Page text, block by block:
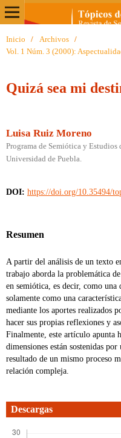
Inicio / Archivos
/
Vol. 1 Núm. 3 (2000):
Quizá sea mi
Luisa Ruiz Moreno
Programa de Semiótica y
Universidad de Puebla.
DOI: https://doi.org/10.35494/
Resumen
A partir del análisis de un texto
trabajo aborda la problemática
en semiótica, es decir, como
solamente como una
mediante los aportes realizados
hacer sus propias reflexiones y
Finalmente, este artículo apunta
dimensiones están sostenidas
resultado de un mismo proceso
relación compleja.
Descargas